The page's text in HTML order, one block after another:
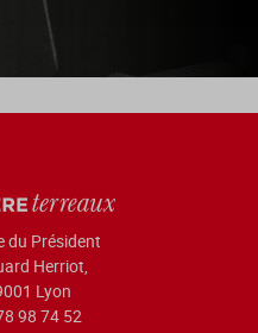
du Président
Herriot,
Lyon
98 74 52